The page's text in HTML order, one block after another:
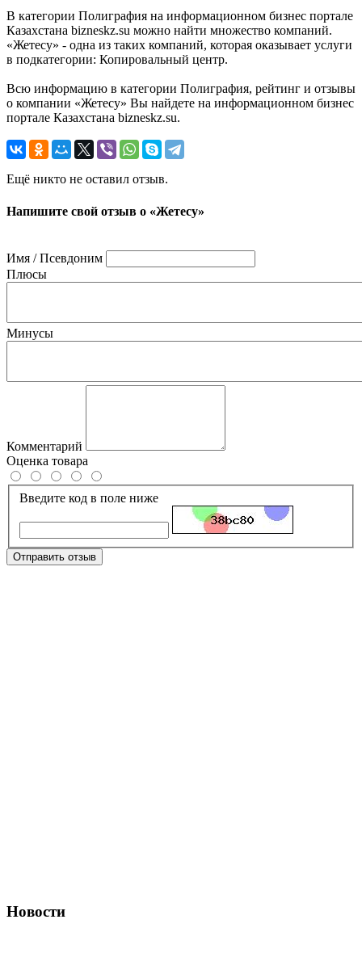
В категории Полиграфия на информационном бизнес портале
Казахстана bizneskz.su можно найти множество компаний.
«Жетесу» - одна из таких компаний, которая оказывает услуги
в подкатегории: Копировальный центр.
Всю информацию в категории Полиграфия, рейтинг и отзывы
о компании «Жетесу» Вы найдете на информационном бизнес
портале Казахстана bizneskz.su.
Ещё никто не оставил отзыв.
Напишите свой отзыв о «Жетесу»
Имя / Псевдоним
Плюсы
Минусы
Комментарий
Оценка товара
Введите код в поле ниже
Отправить отзыв
Новости